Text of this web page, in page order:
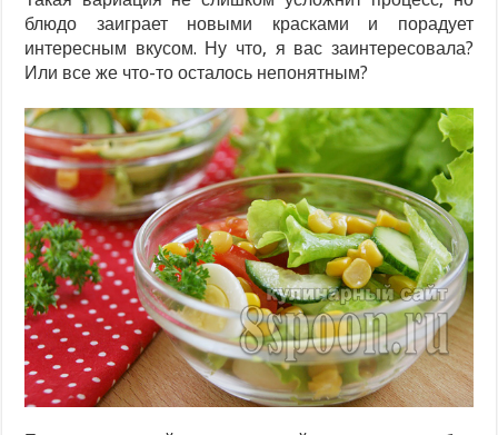
блюдо заиграет новыми красками и порадует
интересным вкусом. Ну что, я вас заинтересовала?
Или все же что-то осталось непонятным?